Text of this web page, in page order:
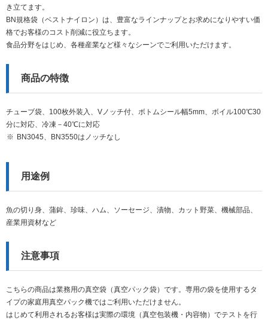
き立てます。
BN規格袋（ベストナイロン）は、豊富なラインナップとお求めになりやすい価
格でお客様のコスト削減に役立ちます。
食品分野をはじめ、各種産業など様々なシーンでご利用いただけます。
商品の特徴
チューブ袋、100枚外装入、Vノッチ付、ボトムシール幅5mm、ボイル100℃30
分に対応、冷凍－40℃に対応
BN3045、BN3550はノッチなし
用途例
魚の切り身、蒲鉾、珍味、ハム、ソーセージ、漬物、カット野菜、機械部品、
産業用資材など
注意事項
こちらの商品は業務用の真空袋（真空パック袋）です。専用の袋を使用するタ
イプの家庭用真空パック機ではご利用いただけません。
はじめて利用されるお客様は実際の環境（真空包装機・内容物）でテストを行